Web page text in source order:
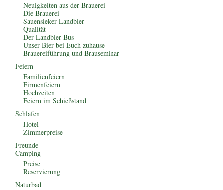
Neuigkeiten aus der Brauerei
Die Brauerei
Sauensieker Landbier
Qualität
Der Landbier-Bus
Unser Bier bei Euch zuhause
Brauereiführung und Brauseminar
Feiern
Familienfeiern
Firmenfeiern
Hochzeiten
Feiern im Schießstand
Schlafen
Hotel
Zimmerpreise
Freunde
Camping
Preise
Reservierung
Naturbad